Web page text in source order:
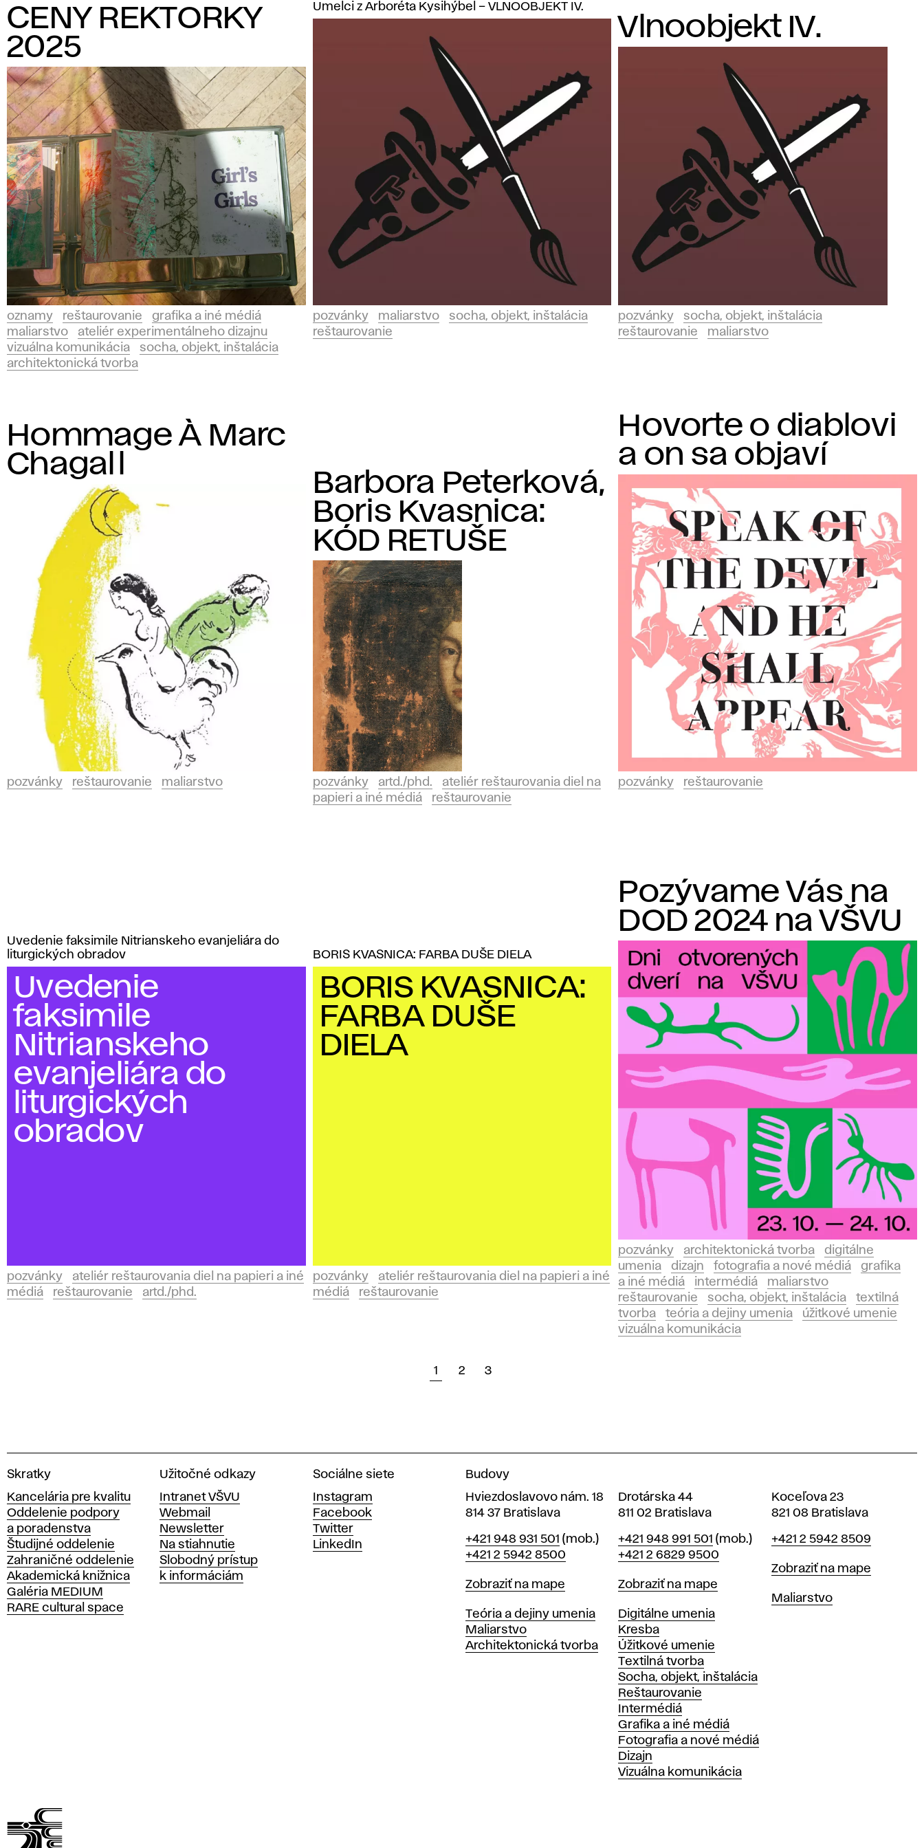
i
e
CENY REKTORKY
2025
oznamy reštaurovanie
grafika a iné médiá
maliarstvo
ateliér experimentálneho dizajnu
vizuálna komunikácia
socha, objekt, inštalácia
architektonická tvorba
Umelci z Arboréta Kysihýbel – VLNOOBJEKT IV.
pozvánky maliarstvo
socha, objekt, inštalácia
reštaurovanie
Vlnoobjekt IV.
pozvánky
socha, objekt, inštalácia
reštaurovanie
maliarstvo
Hommage À Marc
Chagall
pozvánky reštaurovanie maliarstvo
Barbora Peterková,
Boris Kvasnica:
KÓD RETUŠE
pozvánky artd./phd.
ateliér reštaurovania diel na
papieri a iné médiá
reštaurovanie
Hovorte o diablovi
a on sa objaví
pozvánky reštaurovanie
Uvedenie faksimile Nitrianskeho evanjeliára do
liturgických obradov
Uvedenie
faksimile
Nitrianskeho
evanjeliára do
liturgických
obradov
pozvánky
ateliér reštaurovania diel na papieri a iné
médiá
reštaurovanie artd./phd.
BORIS KVASNICA: FARBA DUŠE DIELA
BORIS KVASNICA:
FARBA DUŠE
DIELA
pozvánky
ateliér reštaurovania diel na papieri a iné
médiá
reštaurovanie
Pozývame Vás na
DOD 2024 na VŠVU
pozvánky architektonická tvorba
digitálne
umenia
dizajn fotografia a nové médiá
grafika
a iné médiá
intermédiá
maliarstvo
reštaurovanie
socha, objekt, inštalácia
textilná
tvorba
teória a dejiny umenia
úžitkové umenie
vizuálna komunikácia
1 2 3
V
s
o
k
á
š
k
o
l
e
Skratky
Kancelária pre kvalitu
Oddelenie podpory
a poradenstva
Študijné oddelenie
Zahraničné oddelenie
Akademická knižnica
Galéria MEDIUM
RARE cultural space
Užitočné odkazy
Intranet VŠVU
Webmail
Newsletter
Na stiahnutie
Slobodný prístup
k informáciám
Sociálne siete
Instagram
Facebook
Twitter
LinkedIn
Budovy
Hviezdoslavovo nám. 18
814 37 Bratislava
Telefón
+421 948 931 501 (mob.)
+421 2 5942 8500
Mapa
Zobraziť na mape
Katedry
Teória a dejiny umenia
Maliarstvo
Architektonická tvorba
Drotárska 44
811 02 Bratislava
Telefón
+421 948 991 501 (mob.)
+421 2 6829 9500
Mapa
Zobraziť na mape
Katedry
Digitálne umenia
Kresba
Úžitkové umenie
Textilná tvorba
Socha, objekt, inštalácia
Reštaurovanie
Intermédiá
Grafika a iné médiá
Fotografia a nové médiá
Dizajn
Vizuálna komunikácia
Koceľova 23
821 08 Bratislava
Telefón
+421 2 5942 8509
Mapa
Zobraziť na mape
Katedry
Maliarstvo